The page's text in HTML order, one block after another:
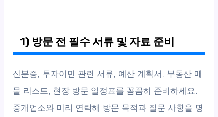
1) 방문 전 필수 서류 및 자료 준비
신분증, 투자이민 관련 서류, 예산 계획서, 부동산 매
물 리스트, 현장 방문 일정표를 꼼꼼히 준비하세요.
중개업소와 미리 연락해 방문 목적과 질문 사항을 명